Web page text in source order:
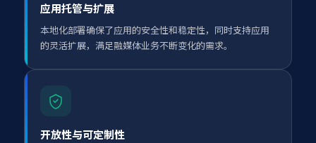
应用托管与扩展
本地化部署确保了应用的安全性和稳定性，同时支持应用
的灵活扩展，满足融媒体业务不断变化的需求。
开放性与可定制性